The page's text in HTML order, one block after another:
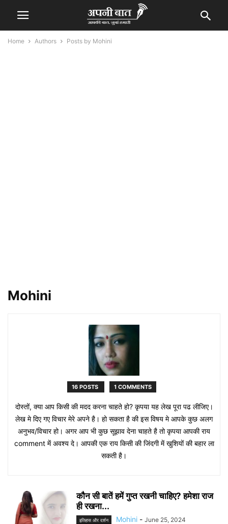
Home Authors Posts by Mohini
Mohini
16 POSTS 1 COMMENTS
दोस्तों, क्या आप किसी की मदद करना चाहते हो? कृपया यह लेख पूरा पढ लीजिए।
लेख मे दिए गए विचार मेरे अपने है। हो सकता है की इस विषय मे आपके कुछ अलग
अनुभव/विचार हो। अगर आप भी कुछ सूझाव देना चाहते है तो कृपया आपकी राय
comment में अवश्य दे। आपकी एक राय किसी की जिंदगी में खुशियों की बहार ला
सकती है।
कौन सी बातें हमें गुप्त रखनी चाहिए? हमेशा राज
ही रखना...
इतिहास और दर्शन Mohini - June 25, 2024